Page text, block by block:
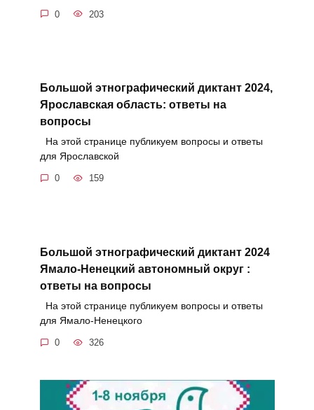
0 203
Большой этнографический диктант 2024,
Ярославская область: ответы на
вопросы
На этой странице публикуем вопросы и ответы
для Ярославской
0 159
Большой этнографический диктант 2024
Ямало-Ненецкий автономный округ :
ответы на вопросы
На этой странице публикуем вопросы и ответы
для Ямало-Ненецкого
0 326